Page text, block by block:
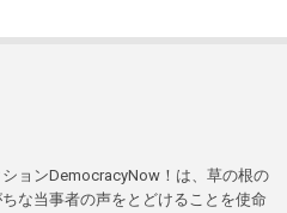
ョンDemocracyNow！は、草の根の
な当事者の声をとどけることを使命